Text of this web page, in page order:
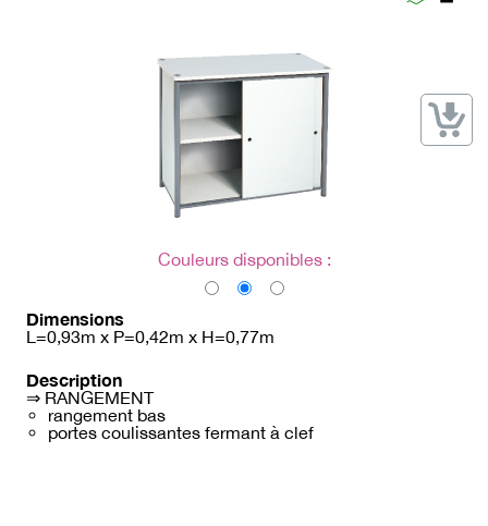
→ Noms / Références
Couleurs disponibles :
Dimensions
L=0,93m x P=0,42m x H=0,77m
Description
⇒ RANGEMENT
rangement bas
portes coulissantes fermant à clef